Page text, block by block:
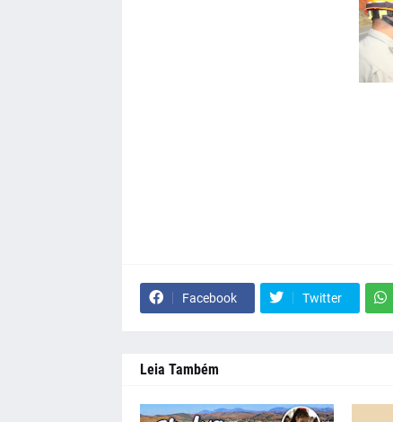
Facebook Twitter
Leia Também